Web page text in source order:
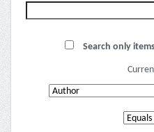
Search only